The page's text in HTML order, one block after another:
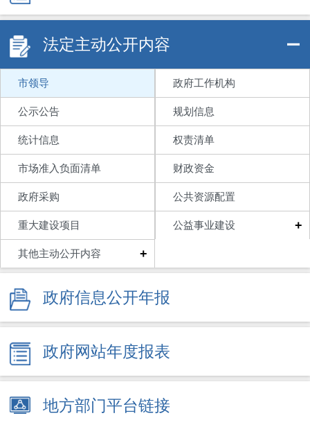
法定主动公开内容
市领导 政府工作机构
公示公告 规划信息
统计信息 权责清单
市场准入负面清单 财政资金
政府采购 公共资源配置
重大建设项目 公益事业建设 +
其他主动公开内容 +
政府信息公开年报
政府网站年度报表
地方部门平台链接